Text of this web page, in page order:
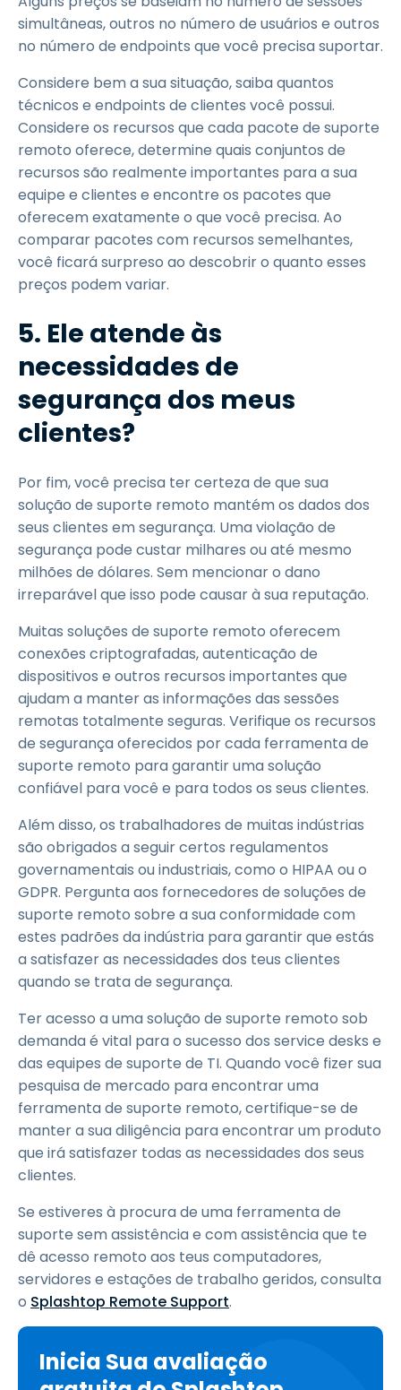
simultâneas, outros no número de usuários e outros
no número de endpoints que você precisa suportar.
Considere bem a sua situação, saiba quantos
técnicos e endpoints de clientes você possui.
Considere os recursos que cada pacote de suporte
remoto oferece, determine quais conjuntos de
recursos são realmente importantes para a sua
equipe e clientes e encontre os pacotes que
oferecem exatamente o que você precisa. Ao
comparar pacotes com recursos semelhantes,
você ficará surpreso ao descobrir o quanto esses
preços podem variar.
5. Ele atende às
necessidades de
segurança dos meus
clientes?
Por fim, você precisa ter certeza de que sua
solução de suporte remoto mantém os dados dos
seus clientes em segurança. Uma violação de
segurança pode custar milhares ou até mesmo
milhões de dólares. Sem mencionar o dano
irreparável que isso pode causar à sua reputação.
Muitas soluções de suporte remoto oferecem
conexões criptografadas, autenticação de
dispositivos e outros recursos importantes que
ajudam a manter as informações das sessões
remotas totalmente seguras. Verifique os recursos
de segurança oferecidos por cada ferramenta de
suporte remoto para garantir uma solução
confiável para você e para todos os seus clientes.
Além disso, os trabalhadores de muitas indústrias
são obrigados a seguir certos regulamentos
governamentais ou industriais, como o HIPAA ou o
GDPR. Pergunta aos fornecedores de soluções de
suporte remoto sobre a sua conformidade com
estes padrões da indústria para garantir que estás
a satisfazer as necessidades dos teus clientes
quando se trata de segurança.
Ter acesso a uma solução de suporte remoto sob
demanda é vital para o sucesso dos service desks e
das equipes de suporte de TI. Quando você fizer sua
pesquisa de mercado para encontrar uma
ferramenta de suporte remoto, certifique-se de
manter a sua diligência para encontrar um produto
que irá satisfazer todas as necessidades dos seus
clientes.
Se estiveres à procura de uma ferramenta de
suporte sem assistência e com assistência que te
dê acesso remoto aos teus computadores,
servidores e estações de trabalho geridos, consulta
o Splashtop Remote Support.
Inicia Sua avaliação